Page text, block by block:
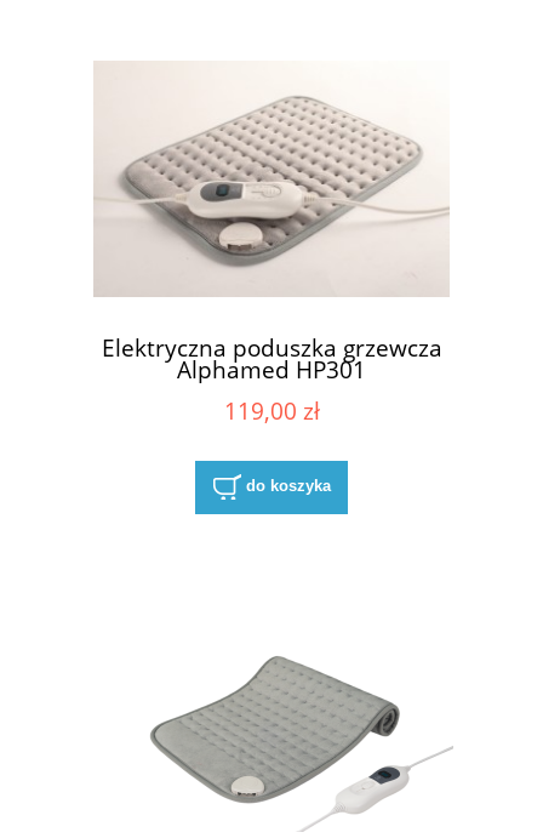
Elektryczna poduszka grzewcza
Alphamed HP301
119,00 zł
do koszyka